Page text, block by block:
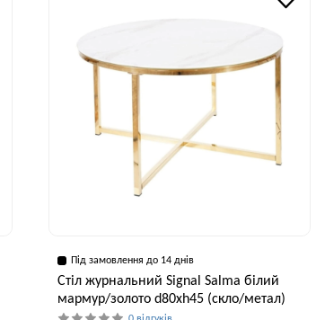
Під замовлення до 14 днів
Стіл журнальний Signal Salma білий
мармур/золото d80хh45 (скло/метал)